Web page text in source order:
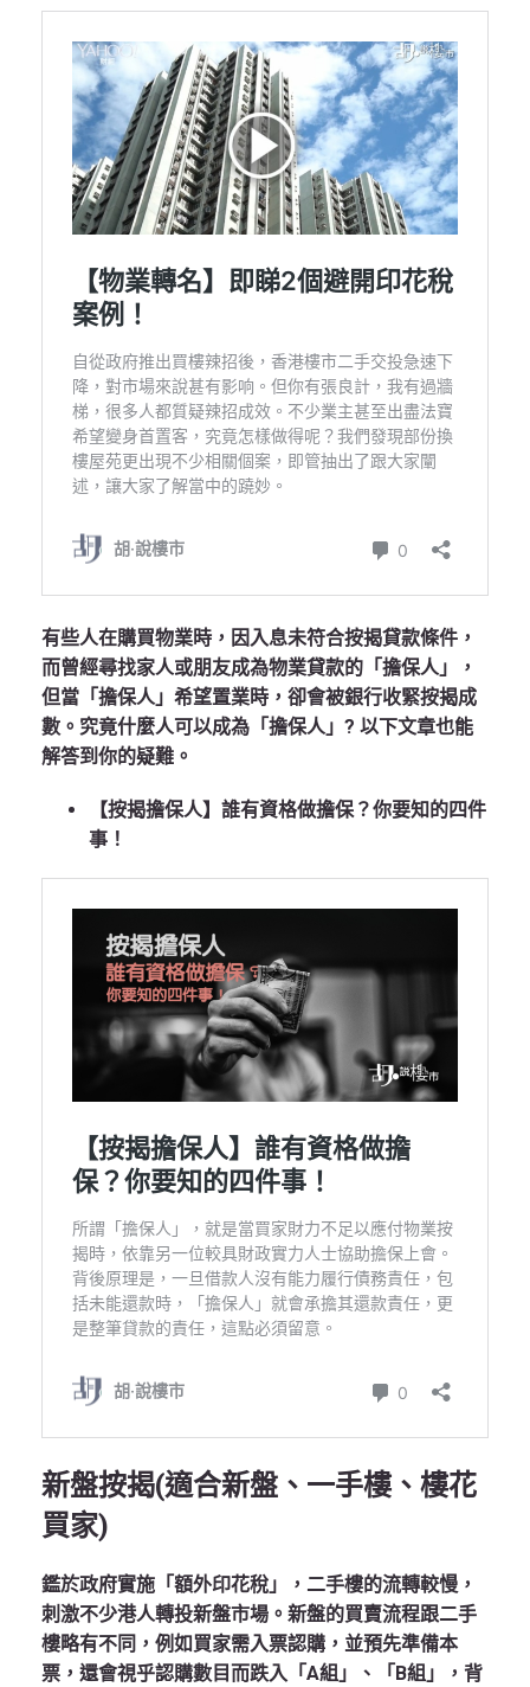
有些人在購買物業時，因入息未符合按揭貸款條件，
而曾經尋找家人或朋友成為物業貸款的「擔保人」，
但當「擔保人」希望置業時，卻會被銀行收緊按揭成
數。究竟什麼人可以成為「擔保人」? 以下文章也能
解答到你的疑難。
【按揭擔保人】誰有資格做擔保？你要知的四件
事！
新盤按揭(適合新盤、一手樓、樓花
買家)
鑑於政府實施「額外印花稅」，二手樓的流轉較慢，
刺激不少港人轉投新盤市場。新盤的買賣流程跟二手
樓略有不同，例如買家需入票認購，並預先準備本
票，還會視乎認購數目而跌入「A組」、「B組」，背